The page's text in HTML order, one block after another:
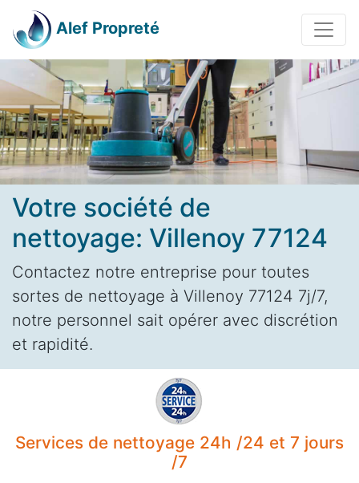
Alef Propreté
Votre société de
nettoyage: Villenoy 77124
Contactez notre entreprise pour toutes
sortes de nettoyage à Villenoy 77124 7j/7,
notre personnel sait opérer avec discrétion
et rapidité.
Services de nettoyage 24h /24 et 7 jours
/7